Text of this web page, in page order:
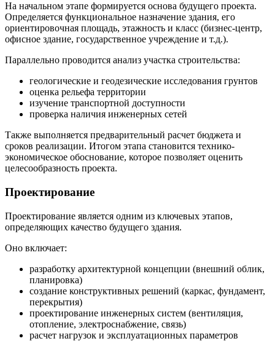
На начальном этапе формируется основа будущего проекта.
Определяется функциональное назначение здания, его
ориентировочная площадь, этажность и класс (бизнес-центр,
офисное здание, государственное учреждение и т.д.).
Параллельно проводится анализ участка строительства:
геологические и геодезические исследования грунтов
оценка рельефа территории
изучение транспортной доступности
проверка наличия инженерных сетей
Также выполняется предварительный расчет бюджета и
сроков реализации. Итогом этапа становится технико-
экономическое обоснование, которое позволяет оценить
целесообразность проекта.
Проектирование
Проектирование является одним из ключевых этапов,
определяющих качество будущего здания.
Оно включает:
разработку архитектурной концепции (внешний облик,
планировка)
создание конструктивных решений (каркас, фундамент,
перекрытия)
проектирование инженерных систем (вентиляция,
отопление, электроснабжение, связь)
расчет нагрузок и эксплуатационных параметров